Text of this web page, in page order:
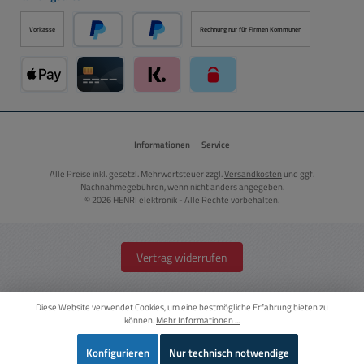
Vorkasse
PayPal Später Bezahlen über PayPal
Rechnung nur für Firmen Kommunen
Informationen Service
Alle Preise inkl. gesetzl. Mehrwertsteuer zzgl.Versandkosten und ggf.
Nachnahmegebühren, wenn nicht anders angegeben.
© 2026 HENRI elektronik - Alle Rechte vorbehalten.
Vertrag widerrufen
Diese Website verwendet Cookies, um eine bestmögliche Erfahrung bieten zu
können.Mehr Informationen ...
Nur technisch notwendige
Konfigurieren